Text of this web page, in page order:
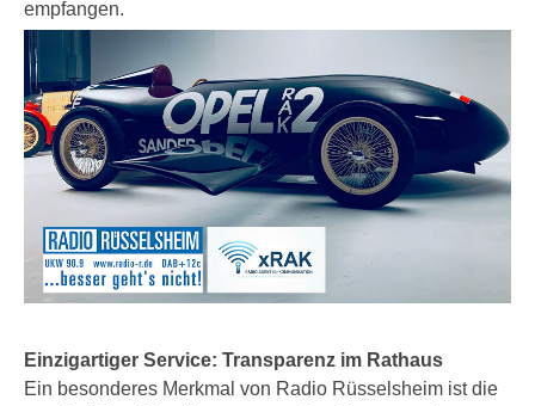
empfangen.
Einzigartiger Service: Transparenz im Rathaus
Ein besonderes Merkmal von Radio Rüsselsheim ist die